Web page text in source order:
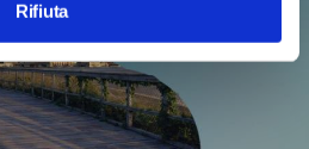
Rifiuta